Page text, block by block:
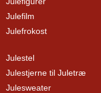
Julefilm
Julefrokost
Julestel
Julestjerne til Juletræ
Julesweater